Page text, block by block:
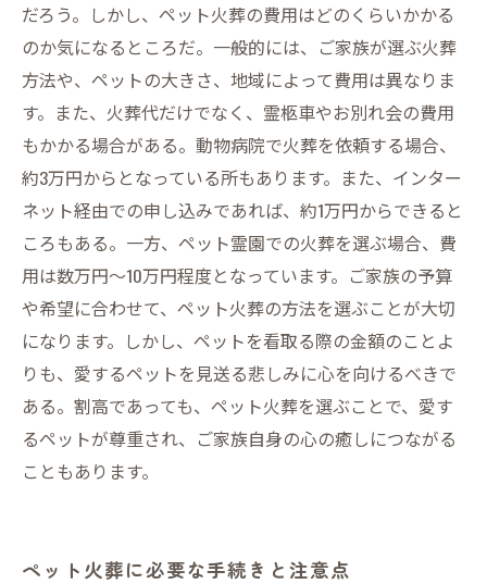
だろう。しかし、ペット火葬の費用はどのくらいかかる
のか気になるところだ。一般的には、ご家族が選ぶ火葬
方法や、ペットの大きさ、地域によって費用は異なりま
す。また、火葬代だけでなく、霊柩車やお別れ会の費用
もかかる場合がある。動物病院で火葬を依頼する場合、
約3万円からとなっている所もあります。また、インター
ネット経由での申し込みであれば、約1万円からできると
ころもある。一方、ペット霊園での火葬を選ぶ場合、費
用は数万円～10万円程度となっています。ご家族の予算
や希望に合わせて、ペット火葬の方法を選ぶことが大切
になります。しかし、ペットを看取る際の金額のことよ
りも、愛するペットを見送る悲しみに心を向けるべきで
ある。割高であっても、ペット火葬を選ぶことで、愛す
るペットが尊重され、ご家族自身の心の癒しにつながる
こともあります。
ペット火葬に必要な手続きと注意点